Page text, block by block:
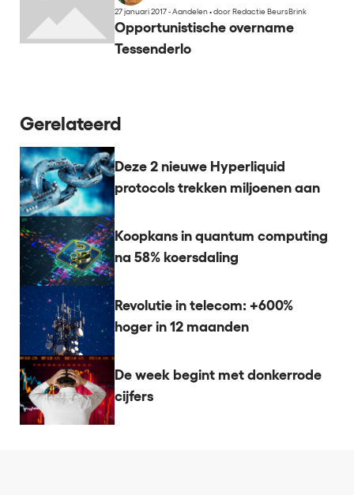
27 januari 2017 - Aandelen•door Redactie BeursBrink
Opportunistische overname
Tessenderlo
Gerelateerd
Deze 2 nieuwe Hyperliquid
protocols trekken miljoenen aan
Koopkans in quantum computing
na 58% koersdaling
Revolutie in telecom: +600%
hoger in 12 maanden
De week begint met donkerrode
cijfers